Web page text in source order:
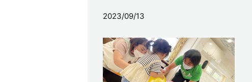
2023/09/13